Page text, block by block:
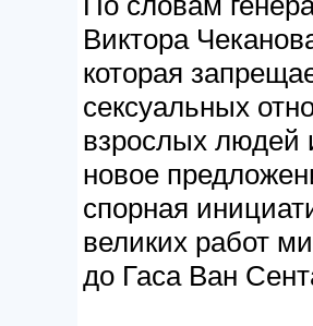
Виктора
которая
сексуальных
взрослых людей
новое
спорная
великих работ
до Гаса Ван